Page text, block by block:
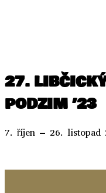
27.
PODZIM ’23
7. říjen – 26. listopad